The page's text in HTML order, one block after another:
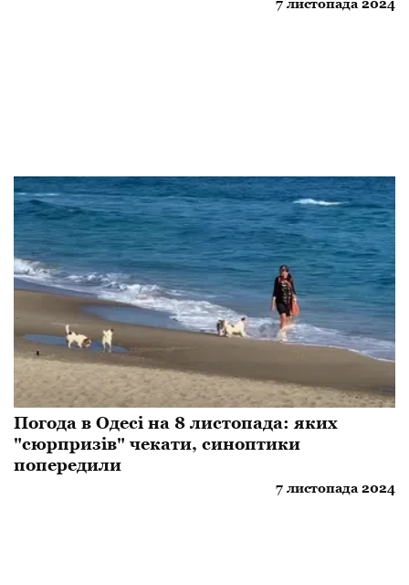
7 листопада 2024
Погода в Одесі на 8 листопада: яких
"сюрпризів" чекати, синоптики
попередили
7 листопада 2024